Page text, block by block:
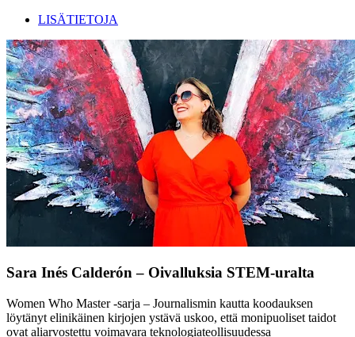
LISÄTIETOJA
Sara Inés Calderón – Oivalluksia STEM-uralta
Women Who Master -sarja – Journalismin kautta koodauksen
löytänyt elinikäinen kirjojen ystävä uskoo, että monipuoliset taidot
ovat aliarvostettu voimavara teknologiateollisuudessa